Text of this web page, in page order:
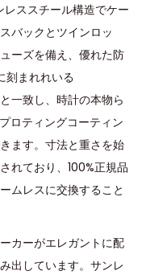
ススチール構造でケー
バックとツインロッ
ーズを備え、優れた防
刻まれれいる
一致し、時計の本物ら
ロティングコーティン
ます。寸法と重さを始
れており、100%正規品
ムレスに交換すること
カーがエレガントに配
出しています。サンレ